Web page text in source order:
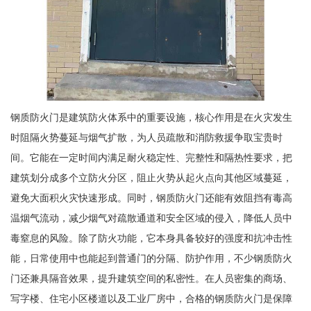
钢质防火门是建筑防火体系中的重要设施，核心作用是在火灾发生
时阻隔火势蔓延与烟气扩散，为人员疏散和消防救援争取宝贵时
间。它能在一定时间内满足耐火稳定性、完整性和隔热性要求，把
建筑划分成多个立防火分区，阻止火势从起火点向其他区域蔓延，
避免大面积火灾快速形成。同时，钢质防火门还能有效阻挡有毒高
温烟气流动，减少烟气对疏散通道和安全区域的侵入，降低人员中
毒窒息的风险。除了防火功能，它本身具备较好的强度和抗冲击性
能，日常使用中也能起到普通门的分隔、防护作用，不少钢质防火
门还兼具隔音效果，提升建筑空间的私密性。在人员密集的商场、
写字楼、住宅小区楼道以及工业厂房中，合格的钢质防火门是保障